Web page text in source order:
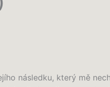
následku, který mě